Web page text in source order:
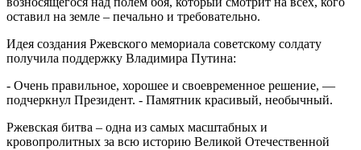
оставил на земле – печально и требовательно.
Идея создания Ржевского мемориала советскому солдату
получила поддержку Владимира Путина:
- Очень правильное, хорошее и своевременное решение, —
подчеркнул Президент. - Памятник красивый, необычный.
Ржевская битва – одна из самых масштабных и
кровопролитных за всю историю Великой Отечественной